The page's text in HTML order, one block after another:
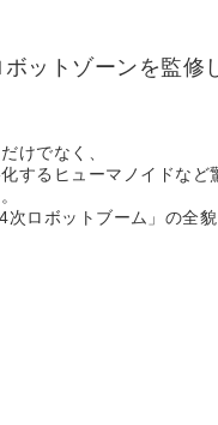
ットゾーンを監
けでなく、
るヒューマノイドなど
ロボットブーム」の全貌